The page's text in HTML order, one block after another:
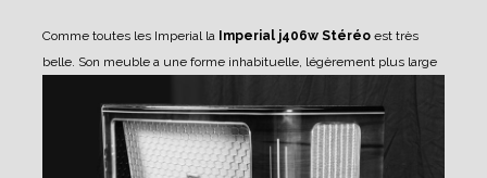
Comme toutes les Imperial la Imperial j406w Stéréo est très
belle. Son meuble a une forme inhabituelle, légèrement plus large